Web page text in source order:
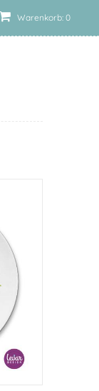
Warenkorb: 0